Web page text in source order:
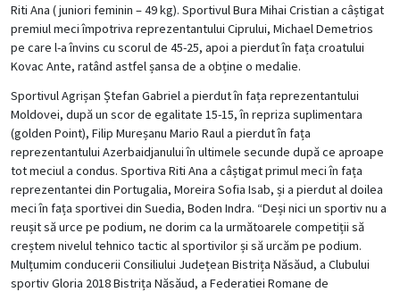
Riti Ana ( juniori feminin – 49 kg). Sportivul Bura Mihai Cristian a câștigat
premiul meci împotriva reprezentantului Ciprului, Michael Demetrios
pe care l-a învins cu scorul de 45-25, apoi a pierdut în fața croatului
Kovac Ante, ratând astfel șansa de a obține o medalie.
Sportivul Agrișan Ștefan Gabriel a pierdut în fața reprezentantului
Moldovei, după un scor de egalitate 15-15, în repriza suplimentara
(golden Point), Filip Mureșanu Mario Raul a pierdut în fața
reprezentantului Azerbaidjanului în ultimele secunde după ce aproape
tot meciul a condus. Sportiva Riti Ana a câștigat primul meci în fața
reprezentantei din Portugalia, Moreira Sofia Isab, și a pierdut al doilea
meci în fața sportivei din Suedia, Boden Indra. “Deși nici un sportiv nu a
reușit să urce pe podium, ne dorim ca la următoarele competiții să
creștem nivelul tehnico tactic al sportivilor și să urcăm pe podium.
Mulțumim conducerii Consiliului Județean Bistrița Năsăud, a Clubului
sportiv Gloria 2018 Bistrița Năsăud, a Federatiei Romane de